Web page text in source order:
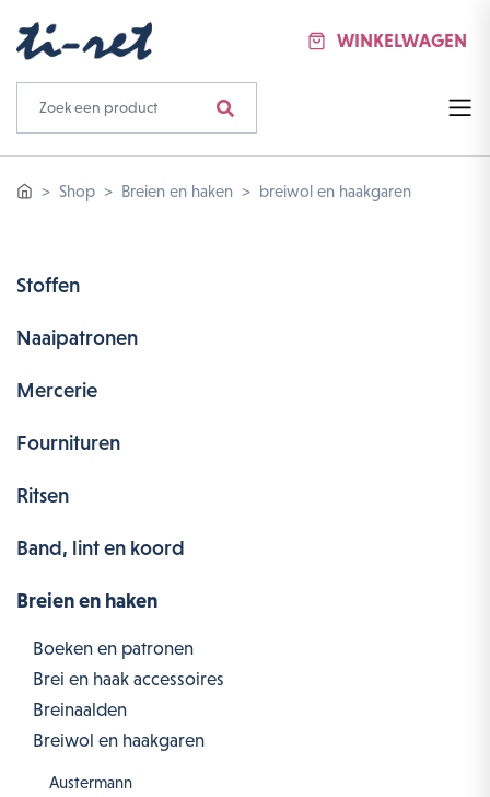
WINKELWAGEN
Shop Breien en haken breiwol en haakgaren
Stoffen
Naaipatronen
Mercerie
Fournituren
Ritsen
Band, lint en koord
Breien en haken
Boeken en patronen
Brei en haak accessoires
Breinaalden
Breiwol en haakgaren
Austermann